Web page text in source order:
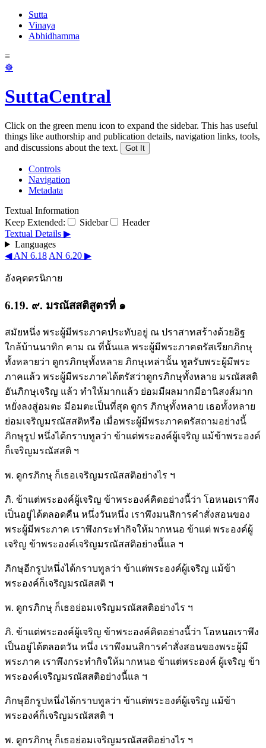
Sutta
Vinaya
Abhidhamma
≡
☸
SuttaCentral
Click on the green menu icon to expand the sidebar. This has useful
things like authorship and publication details, navigation links, tools,
and discussions about the text.
Got It
Controls
Navigation
Metadata
Textual Information
Keep Extended:
Sidebar
Header
Textual Details ▶
Languages
◀ AN 6.18 AN 6.20 ▶
อังคุตตรนิกาย
6.19. ๙. มรณัสสติสูตรที่ ๑
สมัยหนึ่ง พระผู้มีพระภาคประทับอยู่ ณ ปราสาทสร้างด้วยอิฐ
ใกล้บ้านนาทิก คาม ณ ที่นั้นแล พระผู้มีพระภาคตรัสเรียกภิกษุ
ทั้งหลายว่า ดูกรภิกษุทั้งหลาย ภิกษุเหล่านั้น ทูลรับพระผู้มีพระ
ภาคแล้ว พระผู้มีพระภาคได้ตรัสว่าดูกรภิกษุทั้งหลาย มรณัสสติ
อันภิกษุเจริญ แล้ว ทำให้มากแล้ว ย่อมมีผลมากมีอานิสงส์มาก
หยั่งลงสู่อมตะ มีอมตะเป็นที่สุด ดูกร ภิกษุทั้งหลาย เธอทั้งหลาย
ย่อมเจริญมรณัสสติหรือ เมื่อพระผู้มีพระภาคตรัสถามอย่างนี้
ภิกษุรูป หนึ่งได้กราบทูลว่า ข้าแต่พระองค์ผู้เจริญ แม้ข้าพระองค์
ก็เจริญมรณัสสติ ฯ
พ. ดูกรภิกษุ ก็เธอเจริญมรณัสสติอย่างไร ฯ
ภิ. ข้าแต่พระองค์ผู้เจริญ ข้าพระองค์คิดอย่างนี้ว่า โอหนอเราพึง
เป็นอยู่ได้ตลอดคืน หนึ่งวันหนึ่ง เราพึงมนสิการคำสั่งสอนของ
พระผู้มีพระภาค เราพึงกระทำกิจให้มากหนอ ข้าแต่ พระองค์ผู้
เจริญ ข้าพระองค์เจริญมรณัสสติอย่างนี้แล ฯ
ภิกษุอีกรูปหนึ่งได้กราบทูลว่า ข้าแต่พระองค์ผู้เจริญ แม้ข้า
พระองค์ก็เจริญมรณัสสติ ฯ
พ. ดูกรภิกษุ ก็เธอย่อมเจริญมรณัสสติอย่างไร ฯ
ภิ. ข้าแต่พระองค์ผู้เจริญ ข้าพระองค์คิดอย่างนี้ว่า โอหนอเราพึง
เป็นอยู่ได้ตลอดวัน หนึ่ง เราพึงมนสิการคำสั่งสอนของพระผู้มี
พระภาค เราพึงกระทำกิจให้มากหนอ ข้าแต่พระองค์ ผู้เจริญ ข้า
พระองค์เจริญมรณัสสติอย่างนี้แล ฯ
ภิกษุอีกรูปหนึ่งได้กราบทูลว่า ข้าแต่พระองค์ผู้เจริญ แม้ข้า
พระองค์ก็เจริญมรณัสสติ ฯ
พ. ดูกรภิกษุ ก็เธอย่อมเจริญมรณัสสติอย่างไร ฯ